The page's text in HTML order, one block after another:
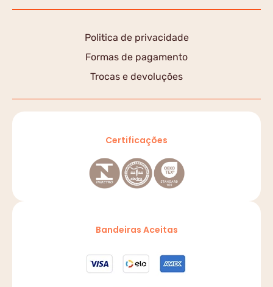
Politica de privacidade
Formas de pagamento
Trocas e devoluções
Certificações
Bandeiras Aceitas